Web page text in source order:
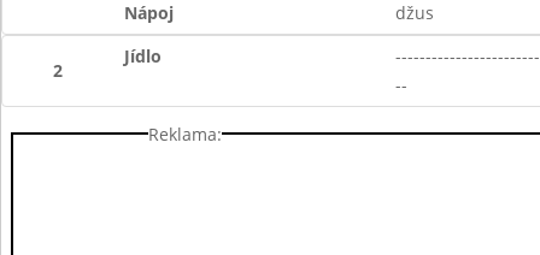
Nápoj
džus
2
Jídlo
--
Reklama: